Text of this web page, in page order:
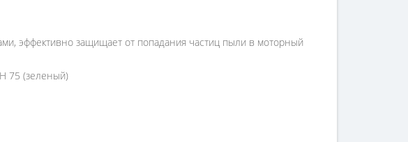
эффективно защищает от попадания частиц пыли в моторный
75 (зеленый)